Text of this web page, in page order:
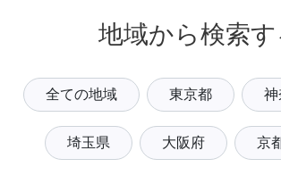
地域から検索す
全ての地域 東京都 神
埼玉県 大阪府 京